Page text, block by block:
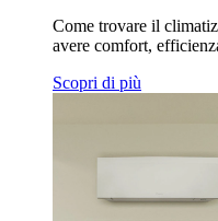
Come trovare il
avere comfort,
Scopri di più